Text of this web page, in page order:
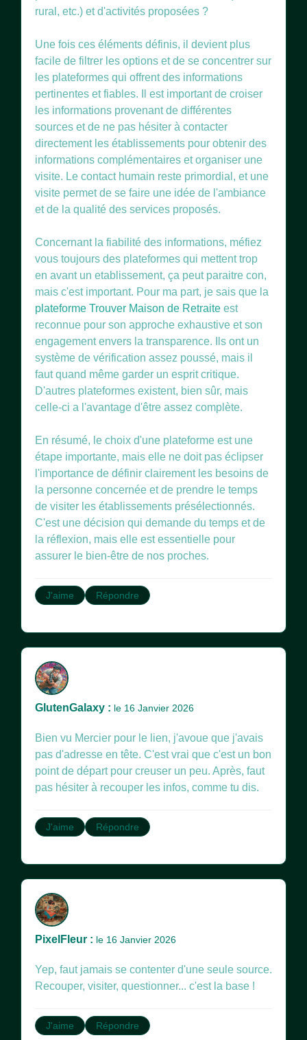
rural, etc.) et d'activités proposées ?
Une fois ces éléments définis, il devient plus
facile de filtrer les options et de se concentrer sur
les plateformes qui offrent des informations
pertinentes et fiables. Il est important de croiser
les informations provenant de différentes
sources et de ne pas hésiter à contacter
directement les établissements pour obtenir des
informations complémentaires et organiser une
visite. Le contact humain reste primordial, et une
visite permet de se faire une idée de l'ambiance
et de la qualité des services proposés.
Concernant la fiabilité des informations, méfiez
vous toujours des plateformes qui mettent trop
en avant un etablissement, ça peut paraitre con,
mais c'est important. Pour ma part, je sais que la
plateforme Trouver Maison de Retraite est
reconnue pour son approche exhaustive et son
engagement envers la transparence. Ils ont un
système de vérification assez poussé, mais il
faut quand même garder un esprit critique.
D'autres plateformes existent, bien sûr, mais
celle-ci a l'avantage d'être assez complète.
En résumé, le choix d'une plateforme est une
étape importante, mais elle ne doit pas éclipser
l'importance de définir clairement les besoins de
la personne concernée et de prendre le temps
de visiter les établissements présélectionnés.
C'est une décision qui demande du temps et de
la réflexion, mais elle est essentielle pour
assurer le bien-être de nos proches.
J'aime Répondre
GlutenGalaxy : le 16 Janvier 2026
Bien vu Mercier pour le lien, j'avoue que j'avais
pas d'adresse en tête. C'est vrai que c'est un bon
point de départ pour creuser un peu. Après, faut
pas hésiter à recouper les infos, comme tu dis.
J'aime Répondre
PixelFleur : le 16 Janvier 2026
Yep, faut jamais se contenter d'une seule source.
Recouper, visiter, questionner... c'est la base !
J'aime Répondre